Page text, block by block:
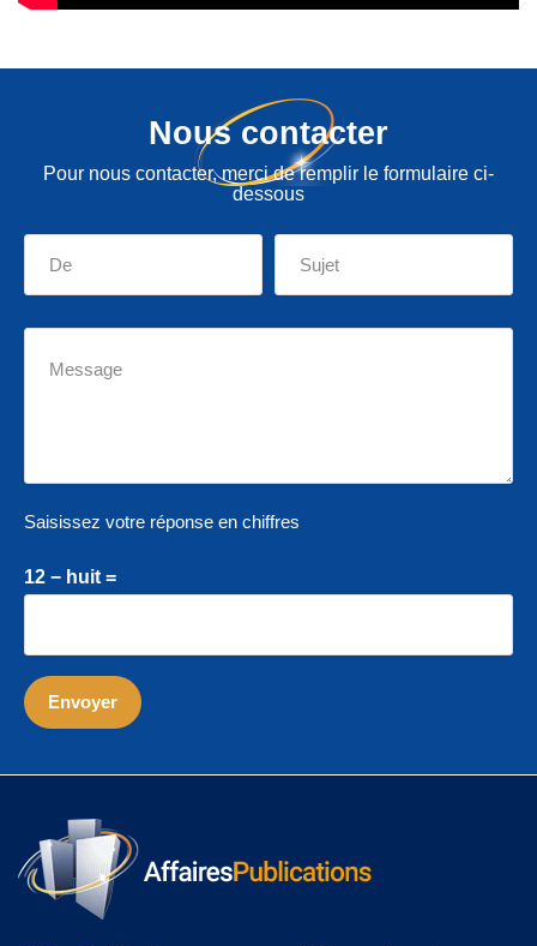
Nous contacter
Pour nous contacter, merci de remplir le formulaire ci-
dessous
Saisissez votre réponse en chiffres
12 − huit =